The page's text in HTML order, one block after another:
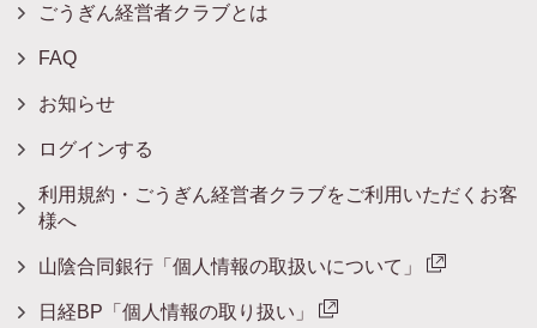
ごうぎん経営者クラブとは
FAQ
お知らせ
ログインする
利用規約・ごうぎん経営者クラブをご利用いただくお客
様へ
山陰合同銀行「個人情報の取扱いについて」
日経BP「個人情報の取り扱い」